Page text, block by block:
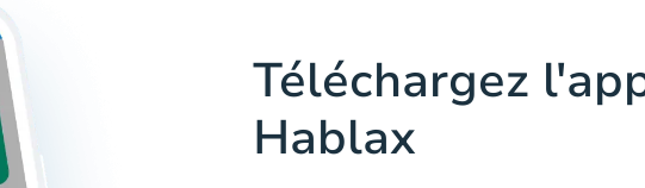
Téléchargez
Hablax